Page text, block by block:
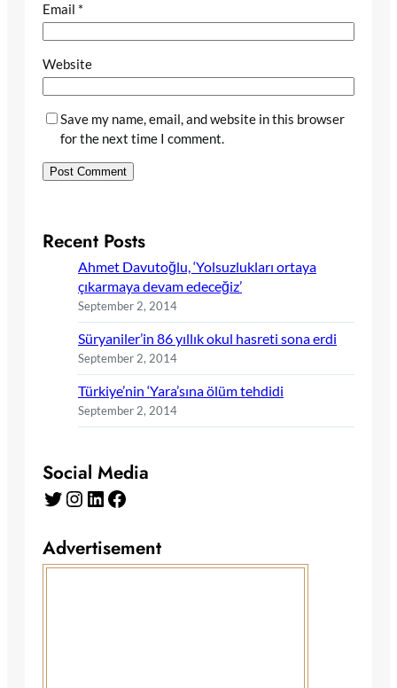
Email *
Website
Save my name, email, and website in this browser
for the next time I comment.
Recent Posts
Ahmet Davutoğlu, ‘Yolsuzlukları ortaya
çıkarmaya devam edeceğiz’
September 2, 2014
Süryaniler’in 86 yıllık okul hasreti sona erdi
September 2, 2014
Türkiye’nin ‘Yara’sına ölüm tehdidi
September 2, 2014
Social Media
Twitter Instagram LinkedIn Facebook
Advertisement